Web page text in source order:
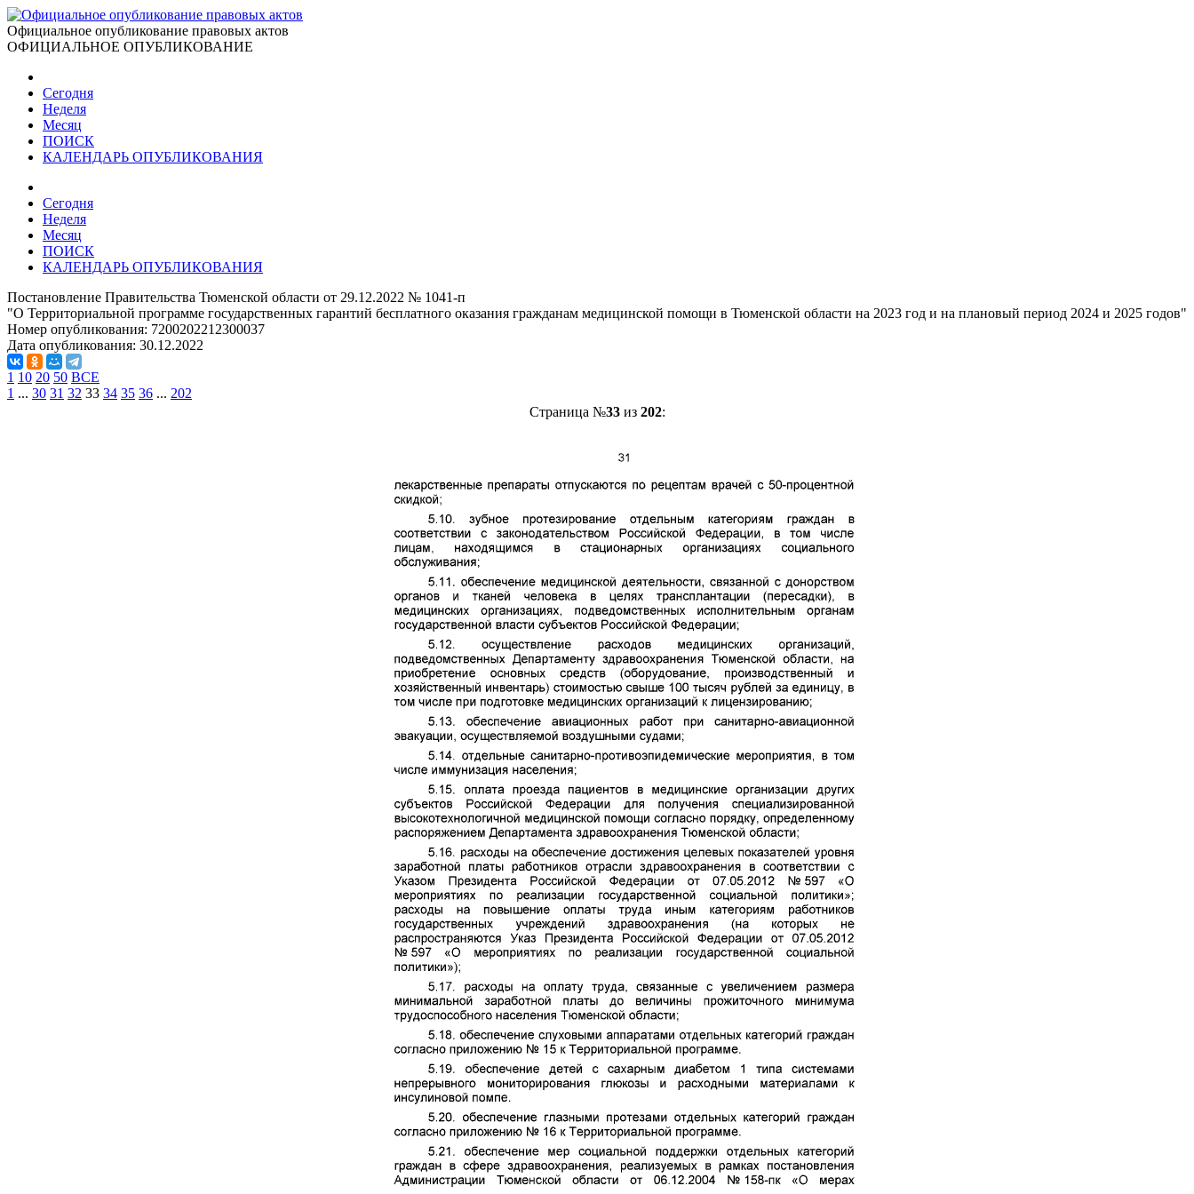
Официальное опубликование правовых актов
ОФИЦИАЛЬНОЕ ОПУБЛИКОВАНИЕ
Сегодня
Неделя
Месяц
ПОИСК
КАЛЕНДАРЬ ОПУБЛИКОВАНИЯ
Сегодня
Неделя
Месяц
ПОИСК
КАЛЕНДАРЬ ОПУБЛИКОВАНИЯ
Постановление Правительства Тюменской области от 29.12.2022 № 1041-п
"О Территориальной программе государственных гарантий бесплатного оказания гражданам медицинской помощи в Тюменской области на 2023 год и на плановый период 2024 и 2025 годов"
Номер опубликования: 7200202212300037
Дата опубликования: 30.12.2022
1 10 20 50 ВСЕ
1 ... 30 31 32 33 34 35 36 ... 202
Страница №33из 202: